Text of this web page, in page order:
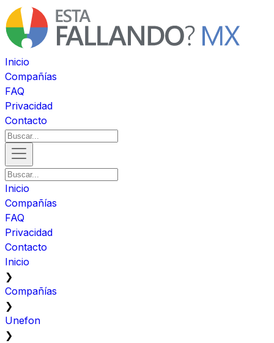
Inicio
Compañías
FAQ
Privacidad
Contacto
Inicio
Compañías
FAQ
Privacidad
Contacto
Inicio
❯
Compañías
❯
Unefon
❯